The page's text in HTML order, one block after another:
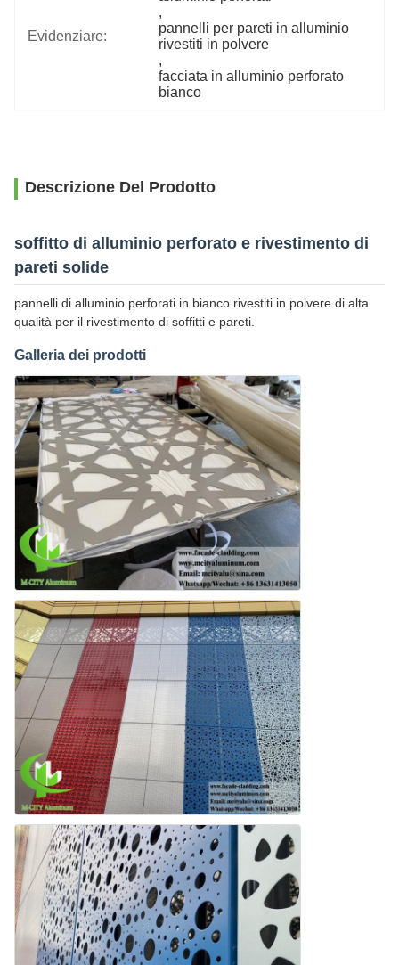
Evidenziare:
,
pannelli per pareti in alluminio
rivestiti in polvere
,
facciata in alluminio perforato
bianco
Descrizione Del Prodotto
soffitto di alluminio perforato e rivestimento di
pareti solide
pannelli di alluminio perforati in bianco rivestiti in polvere di alta
qualità per il rivestimento di soffitti e pareti.
Galleria dei prodotti